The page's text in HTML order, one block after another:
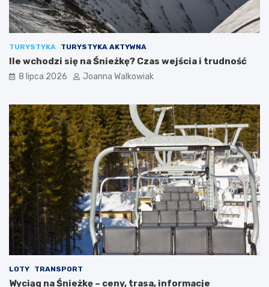
TURYSTYKA TURYSTYKA AKTYWNA
Ile wchodzi się na Śnieżkę? Czas wejścia i trudność
8 lipca 2026 Joanna Walkowiak
LOTY TRANSPORT
Wyciąg na Śnieżkę – ceny, trasa, informacje